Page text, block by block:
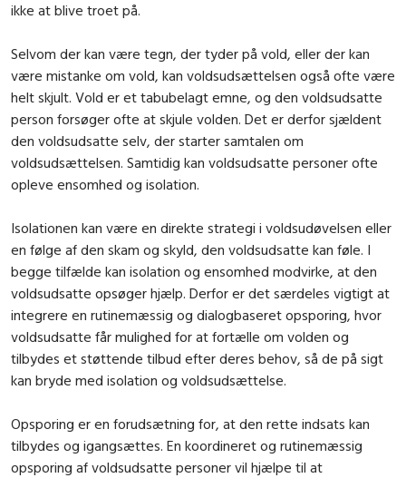
ikke at blive troet på.
Selvom der kan være tegn, der tyder på vold, eller der kan
være mistanke om vold, kan voldsudsættelsen også ofte være
helt skjult. Vold er et tabubelagt emne, og den voldsudsatte
person forsøger ofte at skjule volden. Det er derfor sjældent
den voldsudsatte selv, der starter samtalen om
voldsudsættelsen. Samtidig kan voldsudsatte personer ofte
opleve ensomhed og isolation.
Isolationen kan være en direkte strategi i voldsudøvelsen eller
en følge af den skam og skyld, den voldsudsatte kan føle. I
begge tilfælde kan isolation og ensomhed modvirke, at den
voldsudsatte opsøger hjælp. Derfor er det særdeles vigtigt at
integrere en rutinemæssig og dialogbaseret opsporing, hvor
voldsudsatte får mulighed for at fortælle om volden og
tilbydes et støttende tilbud efter deres behov, så de på sigt
kan bryde med isolation og voldsudsættelse.
Opsporing er en forudsætning for, at den rette indsats kan
tilbydes og igangsættes. En koordineret og rutinemæssig
opsporing af voldsudsatte personer vil hjælpe til at